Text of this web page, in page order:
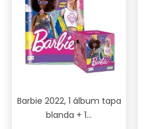
Barbie 2022, 1 álbum tapa
blanda + 1...